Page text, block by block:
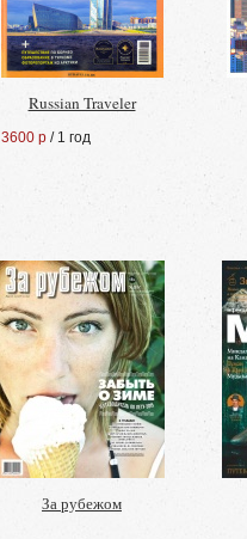
Russian Traveler
3600 р / 1 год
За рубежом